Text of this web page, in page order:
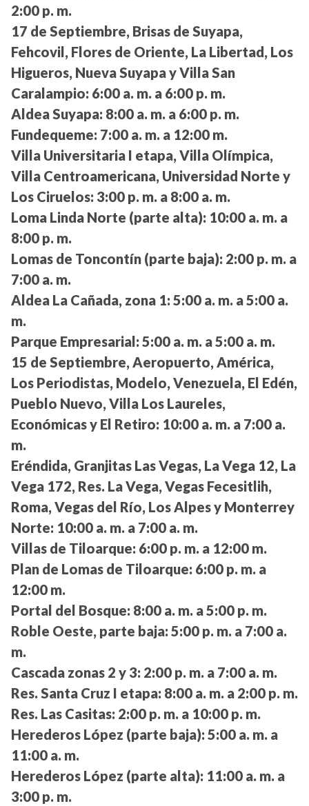
2:00 p. m.
17 de Septiembre, Brisas de Suyapa,
Fehcovil, Flores de Oriente, La Libertad, Los
Higueros, Nueva Suyapa y Villa San
Caralampio: 6:00 a. m. a 6:00 p. m.
Aldea Suyapa: 8:00 a. m. a 6:00 p. m.
Fundequeme: 7:00 a. m. a 12:00 m.
Villa Universitaria I etapa, Villa Olímpica,
Villa Centroamericana, Universidad Norte y
Los Ciruelos: 3:00 p. m. a 8:00 a. m.
Loma Linda Norte (parte alta): 10:00 a. m. a
8:00 p. m.
Lomas de Toncontín (parte baja): 2:00 p. m. a
7:00 a. m.
Aldea La Cañada, zona 1: 5:00 a. m. a 5:00 a.
m.
Parque Empresarial: 5:00 a. m. a 5:00 a. m.
15 de Septiembre, Aeropuerto, América,
Los Periodistas, Modelo, Venezuela, El Edén,
Pueblo Nuevo, Villa Los Laureles,
Económicas y El Retiro: 10:00 a. m. a 7:00 a.
m.
Eréndida, Granjitas Las Vegas, La Vega 12, La
Vega 172, Res. La Vega, Vegas Fecesitlih,
Roma, Vegas del Río, Los Alpes y Monterrey
Norte: 10:00 a. m. a 7:00 a. m.
Villas de Tiloarque: 6:00 p. m. a 12:00 m.
Plan de Lomas de Tiloarque: 6:00 p. m. a
12:00 m.
Portal del Bosque: 8:00 a. m. a 5:00 p. m.
Roble Oeste, parte baja: 5:00 p. m. a 7:00 a.
m.
Cascada zonas 2 y 3: 2:00 p. m. a 7:00 a. m.
Res. Santa Cruz I etapa: 8:00 a. m. a 2:00 p. m.
Res. Las Casitas: 2:00 p. m. a 10:00 p. m.
Herederos López (parte baja): 5:00 a. m. a
11:00 a. m.
Herederos López (parte alta): 11:00 a. m. a
3:00 p. m.